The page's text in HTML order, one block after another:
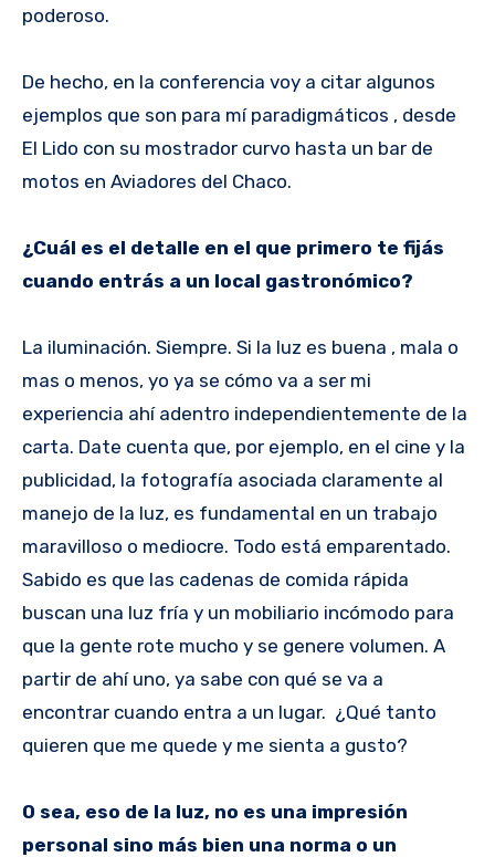
poderoso.
De hecho, en la conferencia voy a citar algunos
ejemplos que son para mí paradigmáticos , desde
El Lido con su mostrador curvo hasta un bar de
motos en Aviadores del Chaco.
¿Cuál es el detalle en el que primero te fijás
cuando entrás a un local gastronómico?
La iluminación. Siempre. Si la luz es buena , mala o
mas o menos, yo ya se cómo va a ser mi
experiencia ahí adentro independientemente de la
carta. Date cuenta que, por ejemplo, en el cine y la
publicidad, la fotografía asociada claramente al
manejo de la luz, es fundamental en un trabajo
maravilloso o mediocre. Todo está emparentado.
Sabido es que las cadenas de comida rápida
buscan una luz fría y un mobiliario incómodo para
que la gente rote mucho y se genere volumen. A
partir de ahí uno, ya sabe con qué se va a
encontrar cuando entra a un lugar. ¿Qué tanto
quieren que me quede y me sienta a gusto?
O sea, eso de la luz, no es una impresión
personal sino más bien una norma o un